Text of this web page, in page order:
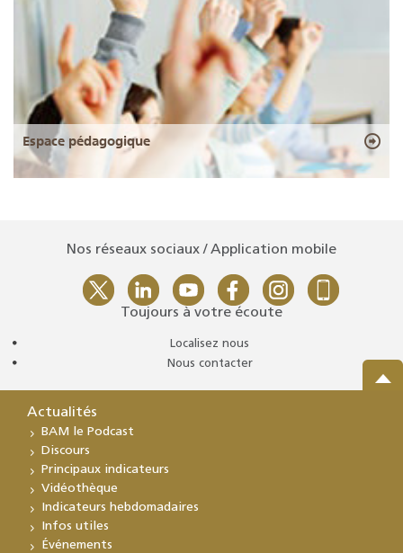
Espace pédagogique
Nos réseaux sociaux / Application mobile
Toujours à votre écoute
Localisez nous
Nous contacter
Actualités
BAM le Podcast
Discours
Principaux indicateurs
Vidéothèque
Indicateurs hebdomadaires
Infos utiles
Événements